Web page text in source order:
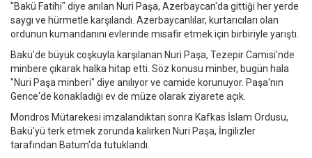
"Bakü Fatihi" diye anılan Nuri Paşa, Azerbaycan'da gittiği her yerde
saygı ve hürmetle karşılandı. Azerbaycanlılar, kurtarıcıları olan
ordunun kumandanını evlerinde misafir etmek için birbiriyle yarıştı.
Bakü'de büyük coşkuyla karşılanan Nuri Paşa, Tezepir Camisi'nde
minbere çıkarak halka hitap etti. Söz konusu minber, bugün hala
"Nuri Paşa minberi" diye anılıyor ve camide korunuyor. Paşa'nın
Gence'de konakladığı ev de müze olarak ziyarete açık.
Mondros Mütarekesi imzalandıktan sonra Kafkas İslam Ordusu,
Bakü'yü terk etmek zorunda kalırken Nuri Paşa, İngilizler
tarafından Batum'da tutuklandı.